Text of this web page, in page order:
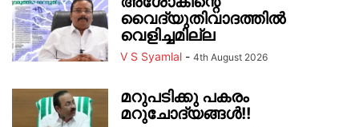
വൈദ്യുതിവാദത്തിൽ
വെളിച്ചമില്ല
V S Syamlal - 4th August 2026
മറുപടിക്കു പകരം
മറുചോദ്യങ്ങൾ!!